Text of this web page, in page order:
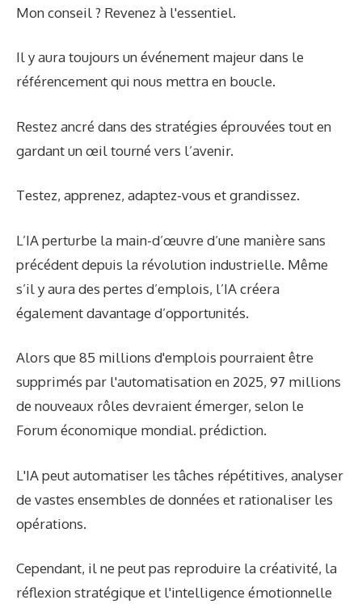
Mon conseil ? Revenez à l'essentiel.
Il y aura toujours un événement majeur dans le
référencement qui nous mettra en boucle.
Restez ancré dans des stratégies éprouvées tout en
gardant un œil tourné vers l’avenir.
Testez, apprenez, adaptez-vous et grandissez.
L’IA perturbe la main-d’œuvre d’une manière sans
précédent depuis la révolution industrielle. Même
s’il y aura des pertes d’emplois, l’IA créera
également davantage d’opportunités.
Alors que 85 millions d'emplois pourraient être
supprimés par l'automatisation en 2025, 97 millions
de nouveaux rôles devraient émerger, selon le
Forum économique mondial. prédiction.
L'IA peut automatiser les tâches répétitives, analyser
de vastes ensembles de données et rationaliser les
opérations.
Cependant, il ne peut pas reproduire la créativité, la
réflexion stratégique et l'intelligence émotionnelle